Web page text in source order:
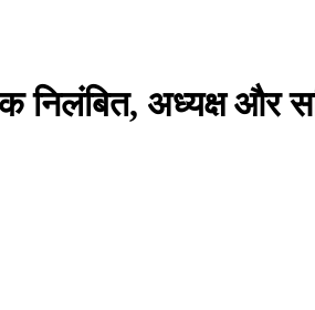
निलंबित, अध्यक्ष और